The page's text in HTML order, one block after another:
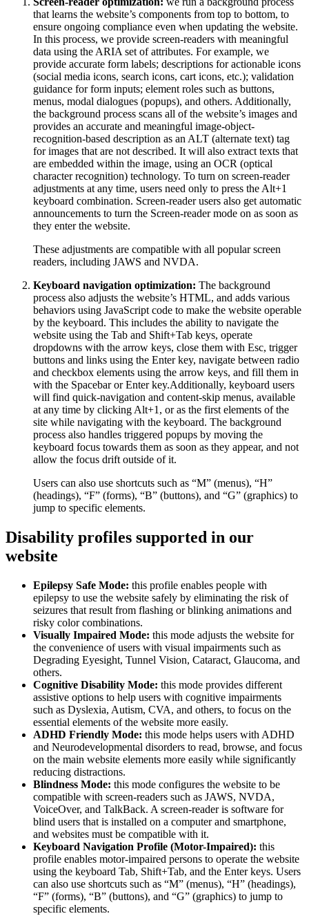
that learns the website’s components from top to bottom, to
ensure ongoing compliance even when updating the website.
In this process, we provide screen-readers with meaningful
data using the ARIA set of attributes. For example, we
provide accurate form labels; descriptions for actionable icons
(social media icons, search icons, cart icons, etc.); validation
guidance for form inputs; element roles such as buttons,
menus, modal dialogues (popups), and others. Additionally,
the background process scans all of the website’s images and
provides an accurate and meaningful image-object-
recognition-based description as an ALT (alternate text) tag
for images that are not described. It will also extract texts that
are embedded within the image, using an OCR (optical
character recognition) technology. To turn on screen-reader
adjustments at any time, users need only to press the Alt+1
keyboard combination. Screen-reader users also get automatic
announcements to turn the Screen-reader mode on as soon as
they enter the website.
These adjustments are compatible with all popular screen
readers, including JAWS and NVDA.
Keyboard navigation optimization: The background
process also adjusts the website’s HTML, and adds various
behaviors using JavaScript code to make the website operable
by the keyboard. This includes the ability to navigate the
website using the Tab and Shift+Tab keys, operate
dropdowns with the arrow keys, close them with Esc, trigger
buttons and links using the Enter key, navigate between radio
and checkbox elements using the arrow keys, and fill them in
with the Spacebar or Enter key.Additionally, keyboard users
will find quick-navigation and content-skip menus, available
at any time by clicking Alt+1, or as the first elements of the
site while navigating with the keyboard. The background
process also handles triggered popups by moving the
keyboard focus towards them as soon as they appear, and not
allow the focus drift outside of it.
Users can also use shortcuts such as “M” (menus), “H”
(headings), “F” (forms), “B” (buttons), and “G” (graphics) to
jump to specific elements.
Disability profiles supported in our
website
Epilepsy Safe Mode: this profile enables people with
epilepsy to use the website safely by eliminating the risk of
seizures that result from flashing or blinking animations and
risky color combinations.
Visually Impaired Mode: this mode adjusts the website for
the convenience of users with visual impairments such as
Degrading Eyesight, Tunnel Vision, Cataract, Glaucoma, and
others.
Cognitive Disability Mode: this mode provides different
assistive options to help users with cognitive impairments
such as Dyslexia, Autism, CVA, and others, to focus on the
essential elements of the website more easily.
ADHD Friendly Mode: this mode helps users with ADHD
and Neurodevelopmental disorders to read, browse, and focus
on the main website elements more easily while significantly
reducing distractions.
Blindness Mode: this mode configures the website to be
compatible with screen-readers such as JAWS, NVDA,
VoiceOver, and TalkBack. A screen-reader is software for
blind users that is installed on a computer and smartphone,
and websites must be compatible with it.
Keyboard Navigation Profile (Motor-Impaired): this
profile enables motor-impaired persons to operate the website
using the keyboard Tab, Shift+Tab, and the Enter keys. Users
can also use shortcuts such as “M” (menus), “H” (headings),
“F” (forms), “B” (buttons), and “G” (graphics) to jump to
specific elements.